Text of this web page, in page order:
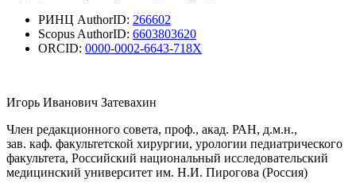
РИНЦ AuthorID: 266602
Scopus AuthorID: 6603803620
ORCID: 0000-0002-6643-718X
Игорь Иванович Затевахин
Член редакционного совета, проф., акад. РАН, д.м.н.,
зав. каф. факультетской хирургии, урологии педиатрического
факультета, Российский национальный исследовательский
медицинский университет им. Н.И. Пирогова (Россия)